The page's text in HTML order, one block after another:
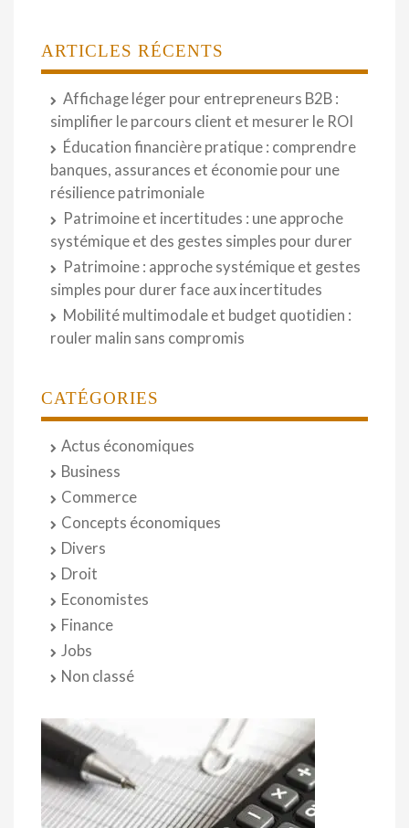
ARTICLES RÉCENTS
Affichage léger pour entrepreneurs B2B :
simplifier le parcours client et mesurer le ROI
Éducation financière pratique : comprendre
banques, assurances et économie pour une
résilience patrimoniale
Patrimoine et incertitudes : une approche
systémique et des gestes simples pour durer
Patrimoine : approche systémique et gestes
simples pour durer face aux incertitudes
Mobilité multimodale et budget quotidien :
rouler malin sans compromis
CATÉGORIES
Actus économiques
Business
Commerce
Concepts économiques
Divers
Droit
Economistes
Finance
Jobs
Non classé